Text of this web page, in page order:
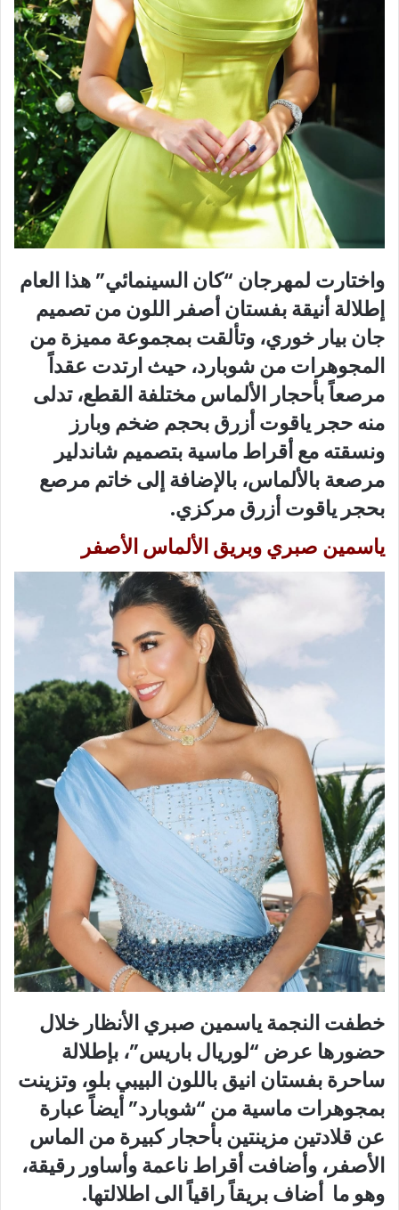
واختارت لمهرجان “كان السينمائي” هذا العام
إطلالة أنيقة بفستان أصفر اللون من تصميم
جان بيار خوري، وتألقت بمجموعة مميزة من
المجوهرات من شوبارد، حيث ارتدت عقداً
مرصعاً بأحجار الألماس مختلفة القطع، تدلى
منه حجر ياقوت أزرق بحجم ضخم وبارز
ونسقته مع أقراط ماسية بتصميم شاندلير
مرصعة بالألماس، بالإضافة إلى خاتم مرصع
بحجر ياقوت أزرق مركزي.
ياسمين صبري وبريق الألماس الأصفر
خطفت النجمة ياسمين صبري الأنظار خلال
حضورها عرض “لوريال باريس”، بإطلالة
ساحرة بفستان انيق باللون البيبي بلو، وتزينت
بمجوهرات ماسية من “شوبارد” أيضاً عبارة
عن قلادتين مزينتين بأحجار كبيرة من الماس
الأصفر، وأضافت أقراط ناعمة وأساور رقيقة،
وهو ما أضاف بريقاً راقياً الى اطلالتها.